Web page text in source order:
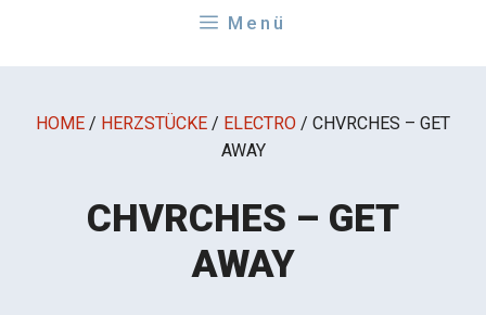
Menü
HOME / HERZSTÜCKE / ELECTRO / CHVRCHES – GET
AWAY
CHVRCHES – GET
AWAY